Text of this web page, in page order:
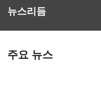
뉴스리듬
주요 뉴스